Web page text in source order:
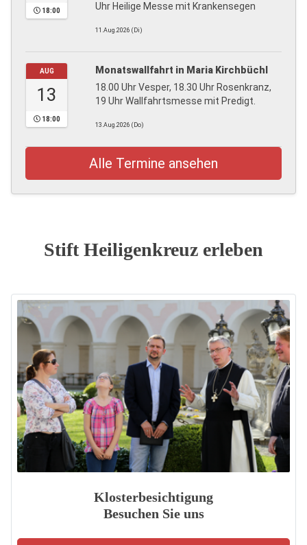
18:00
Uhr Heilige Messe mit Krankensegen
11.Aug.2026 (Di)
AUG
13
18:00
Monatswallfahrt in Maria Kirchbüchl
18.00 Uhr Vesper, 18.30 Uhr Rosenkranz,
19 Uhr Wallfahrtsmesse mit Predigt.
13.Aug.2026 (Do)
Alle Termine ansehen
Stift Heiligenkreuz erleben
Klosterbesichtigung
Besuchen Sie uns